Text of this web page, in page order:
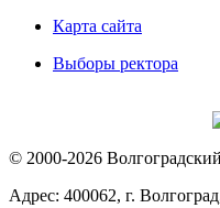
Карта сайта
Выборы ректора
© 2000-2026
Адрес: 400062, г.